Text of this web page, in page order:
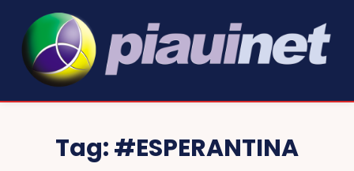
Tag:#ESPERANTINA